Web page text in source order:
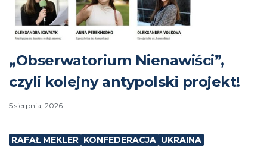
„Obserwatorium Nienawiści”,
czyli kolejny antypolski projekt!
5 sierpnia, 2026
RAFAŁ MEKLER KONFEDERACJA UKRAINA